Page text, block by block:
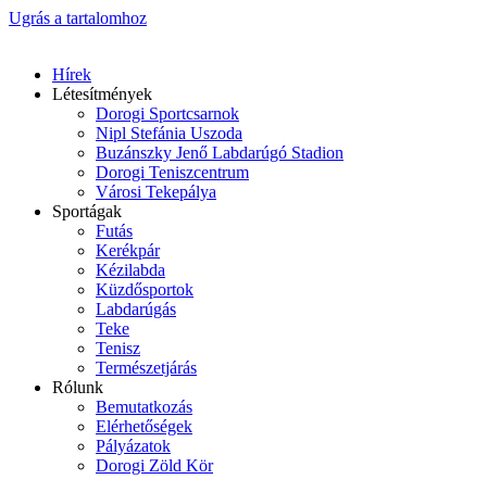
Ugrás a tartalomhoz
Hírek
Létesítmények
Dorogi Sportcsarnok
Nipl Stefánia Uszoda
Buzánszky Jenő Labdarúgó Stadion
Dorogi Teniszcentrum
Városi Tekepálya
Sportágak
Futás
Kerékpár
Kézilabda
Küzdősportok
Labdarúgás
Teke
Tenisz
Természetjárás
Rólunk
Bemutatkozás
Elérhetőségek
Pályázatok
Dorogi Zöld Kör